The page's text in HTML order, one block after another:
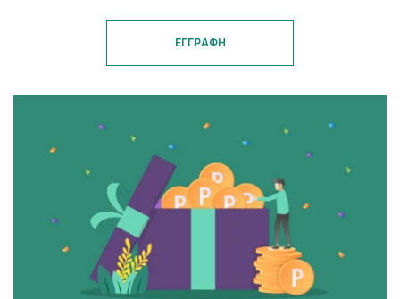
ΕΓΓΡΑΦΗ